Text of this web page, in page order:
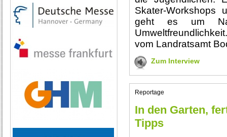
Skater-Workshops
geht es um
vom Landratsamt
Zum Interview
Reportage
In den Garten,
Tipps